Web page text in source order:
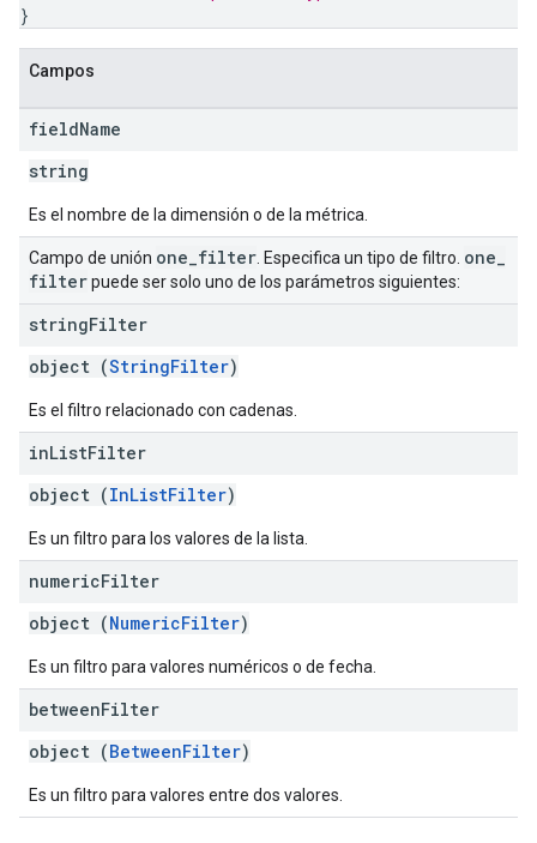
}
Campos
fieldName
string
Es el nombre de la dimensión o de la métrica.
Campo de unión one filter . Especifica un tipo de filtro. one
filterpuede ser solo uno de los parámetros siguientes:
stringFilter
object (StringFilter)
Es el filtro relacionado con cadenas.
inListFilter
object (InListFilter)
Es un filtro para los valores de la lista.
numericFilter
object (NumericFilter)
Es un filtro para valores numéricos o de fecha.
betweenFilter
object (BetweenFilter)
Es un filtro para valores entre dos valores.